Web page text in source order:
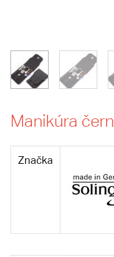
Manikúra
Značka